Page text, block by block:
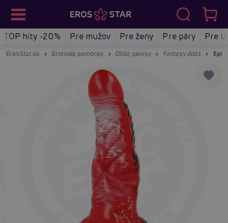
TOP hity -20% Pre mužov Pre ženy Pre páry Pre
ErosStar.sk Erotické pomôcky Dildá, penisy Fantasy dildá Epic